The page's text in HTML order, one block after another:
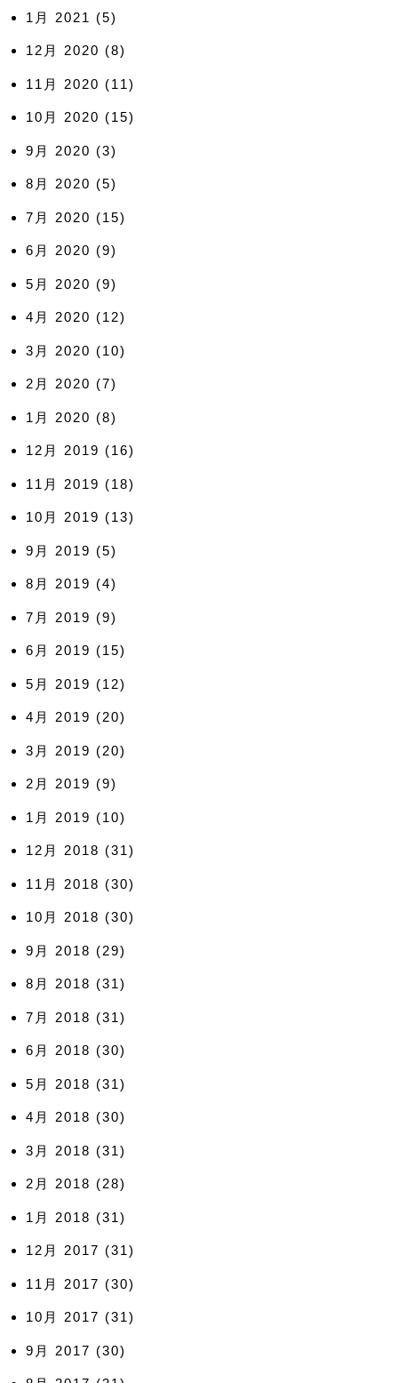
1月 2021 (5)
12月 2020 (8)
11月 2020 (11)
10月 2020 (15)
9月 2020 (3)
8月 2020 (5)
7月 2020 (15)
6月 2020 (9)
5月 2020 (9)
4月 2020 (12)
3月 2020 (10)
2月 2020 (7)
1月 2020 (8)
12月 2019 (16)
11月 2019 (18)
10月 2019 (13)
9月 2019 (5)
8月 2019 (4)
7月 2019 (9)
6月 2019 (15)
5月 2019 (12)
4月 2019 (20)
3月 2019 (20)
2月 2019 (9)
1月 2019 (10)
12月 2018 (31)
11月 2018 (30)
10月 2018 (30)
9月 2018 (29)
8月 2018 (31)
7月 2018 (31)
6月 2018 (30)
5月 2018 (31)
4月 2018 (30)
3月 2018 (31)
2月 2018 (28)
1月 2018 (31)
12月 2017 (31)
11月 2017 (30)
10月 2017 (31)
9月 2017 (30)